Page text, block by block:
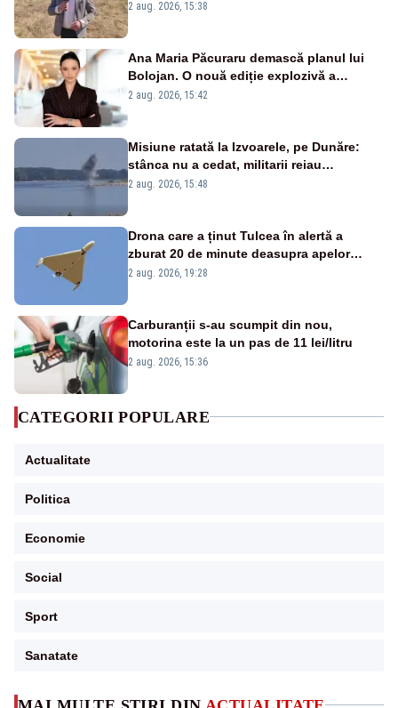
2 aug. 2026, 15:38
Ana Maria Păcuraru demască planul lui
Bolojan. O nouă ediție explozivă a
emisiunii „Miza Zilei” la Realitatea PLUS
2 aug. 2026, 15:42
Misiune ratată la Izvoarele, pe Dunăre:
stânca nu a cedat, militarii reiau
detonările luni – VIDEO
2 aug. 2026, 15:48
Drona care a ținut Tulcea în alertă a
zburat 20 de minute deasupra apelor
României. Au fost ridicate două F-16
2 aug. 2026, 19:28
Carburanții s-au scumpit din nou,
motorina este la un pas de 11 lei/litru
2 aug. 2026, 15:36
CATEGORII POPULARE
Actualitate
Politica
Economie
Social
Sport
Sanatate